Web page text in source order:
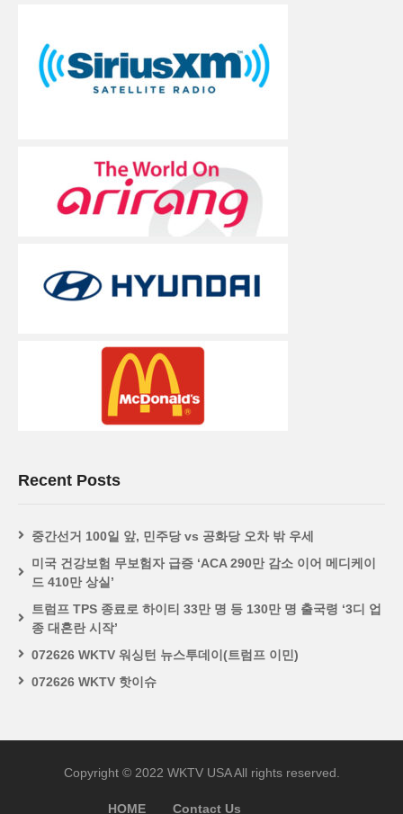
Recent Posts
중간선거 100일 앞, 민주당 vs 공화당 오차 밖 우세
미국 건강보험 무보험자 급증 ‘ACA 290만 감소 이어 메디케이
드 410만 상실’
트럼프 TPS 종료로 하이티 33만 명 등 130만 명 출국령 ‘3디 업
종 대혼란 시작’
072626 WKTV 워싱턴 뉴스투데이(트럼프 이민)
072626 WKTV 핫이슈
Copyright © 2022 WKTV USA All rights reserved.
HOME Contact Us